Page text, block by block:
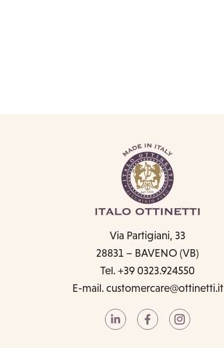
Via Partigiani, 33
28831 – BAVENO (VB)
Tel. +39 0323.924550
E-mail.customercare@ottinetti.it